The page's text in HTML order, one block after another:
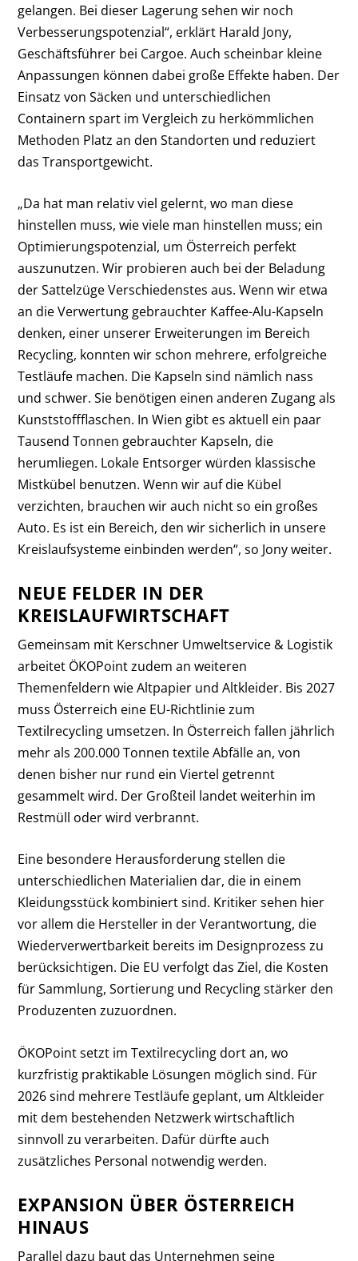
gelangen. Bei dieser Lagerung sehen wir noch
Verbesserungspotenzial“, erklärt Harald Jony,
Geschäftsführer bei Cargoe. Auch scheinbar kleine
Anpassungen können dabei große Effekte haben. Der
Einsatz von Säcken und unterschiedlichen
Containern spart im Vergleich zu herkömmlichen
Methoden Platz an den Standorten und reduziert
das Transportgewicht.
„Da hat man relativ viel gelernt, wo man diese
hinstellen muss, wie viele man hinstellen muss; ein
Optimierungspotenzial, um Österreich perfekt
auszunutzen. Wir probieren auch bei der Beladung
der Sattelzüge Verschiedenstes aus. Wenn wir etwa
an die Verwertung gebrauchter Kaffee-Alu-Kapseln
denken, einer unserer Erweiterungen im Bereich
Recycling, konnten wir schon mehrere, erfolgreiche
Testläufe machen. Die Kapseln sind nämlich nass
und schwer. Sie benötigen einen anderen Zugang als
Kunststoffflaschen. In Wien gibt es aktuell ein paar
Tausend Tonnen gebrauchter Kapseln, die
herumliegen. Lokale Entsorger würden klassische
Mistkübel benutzen. Wenn wir auf die Kübel
verzichten, brauchen wir auch nicht so ein großes
Auto. Es ist ein Bereich, den wir sicherlich in unsere
Kreislaufsysteme einbinden werden“, so Jony weiter.
NEUE FELDER IN DER
KREISLAUFWIRTSCHAFT
Gemeinsam mit Kerschner Umweltservice & Logistik
arbeitet ÖKOPoint zudem an weiteren
Themenfeldern wie Altpapier und Altkleider. Bis 2027
muss Österreich eine EU-Richtlinie zum
Textilrecycling umsetzen. In Österreich fallen jährlich
mehr als 200.000 Tonnen textile Abfälle an, von
denen bisher nur rund ein Viertel getrennt
gesammelt wird. Der Großteil landet weiterhin im
Restmüll oder wird verbrannt.
Eine besondere Herausforderung stellen die
unterschiedlichen Materialien dar, die in einem
Kleidungsstück kombiniert sind. Kritiker sehen hier
vor allem die Hersteller in der Verantwortung, die
Wiederverwertbarkeit bereits im Designprozess zu
berücksichtigen. Die EU verfolgt das Ziel, die Kosten
für Sammlung, Sortierung und Recycling stärker den
Produzenten zuzuordnen.
ÖKOPoint setzt im Textilrecycling dort an, wo
kurzfristig praktikable Lösungen möglich sind. Für
2026 sind mehrere Testläufe geplant, um Altkleider
mit dem bestehenden Netzwerk wirtschaftlich
sinnvoll zu verarbeiten. Dafür dürfte auch
zusätzliches Personal notwendig werden.
EXPANSION ÜBER ÖSTERREICH
HINAUS
Parallel dazu baut das Unternehmen seine